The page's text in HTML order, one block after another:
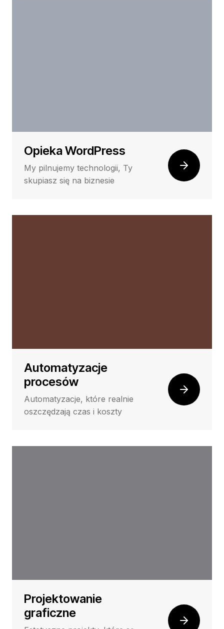
Opieka WordPress
My pilnujemy technologii, Ty
skupiasz się na biznesie
Automatyzacje
procesów
Automatyzacje, które realnie
oszczędzają czas i koszty
Projektowanie
graficzne